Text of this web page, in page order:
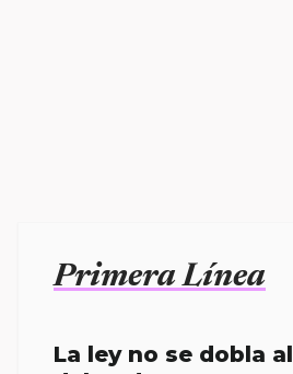
Primera Línea
La ley no se dobla